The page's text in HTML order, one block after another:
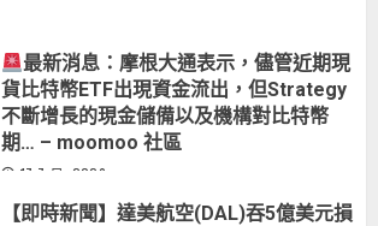
最新消息：摩根大通表示，儘管近期現
貨比特幣ETF出現資金流出，但Strategy
不斷增長的現金儲備以及機構對比特幣
期… – moomoo 社區
17 7 月, 2026
【即時新聞】達美航空(DAL)吞5億美元損